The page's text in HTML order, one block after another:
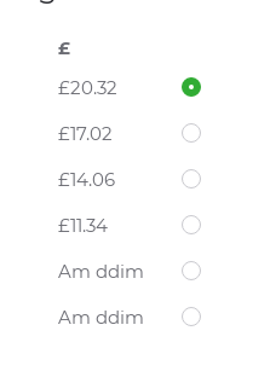
£
£20.32
£17.02
£14.06
£11.34
Am ddim
Am ddim